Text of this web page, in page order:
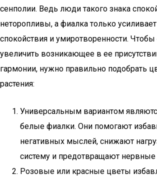
сенполии. Ведь люди такого знака
неторопливы, а фиалка только
спокойствия и умиротворенности.
увеличить возникающее в ее
гармонии, нужно правильно подобрать
растения:
Универсальным вариантом
белые фиалки. Они помогают
негативных мыслей, снижают
систему и предотвращают
Розовые или красные цветы